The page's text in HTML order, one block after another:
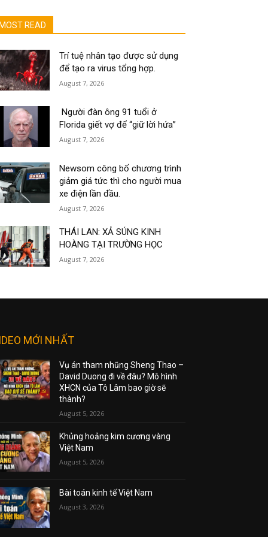
MOST READ
Trí tuệ nhân tạo được sử dụng
để tạo ra virus tổng hợp.
August 7, 2026
Người đàn ông 91 tuổi ở
Florida giết vợ để “giữ lời hứa”
August 7, 2026
Newsom công bố chương trình
giảm giá tức thì cho người mua
xe điện lần đầu.
August 7, 2026
THÁI LAN: XẢ SÚNG KINH
HOÀNG TẠI TRƯỜNG HỌC
August 7, 2026
MỚI NHẤT
Vụ án tham nhũng Sheng Thao –
David Duong đi về đâu? Mô hình
XHCN của Tô Lâm bao giờ sẽ
thành?
August 5, 2026
Khủng hoảng kim cương vàng
Việt Nam
August 5, 2026
Bài toán kinh tế Việt Nam
August 3, 2026